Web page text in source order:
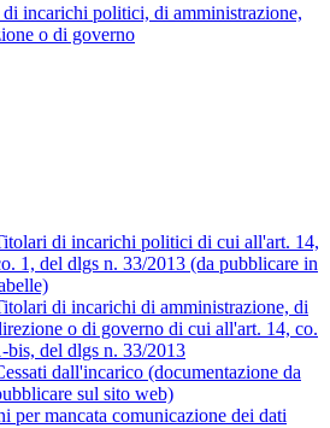
incarichi politici, di amministrazione,
o di governo
di incarichi politici di cui all'art. 14,
1, del dlgs n. 33/2013 (da pubblicare in
di incarichi di amministrazione, di
o di governo di cui all'art. 14, co.
bis, del dlgs n. 33/2013
dall'incarico (documentazione da
sul sito web)
per mancata comunicazione dei dati